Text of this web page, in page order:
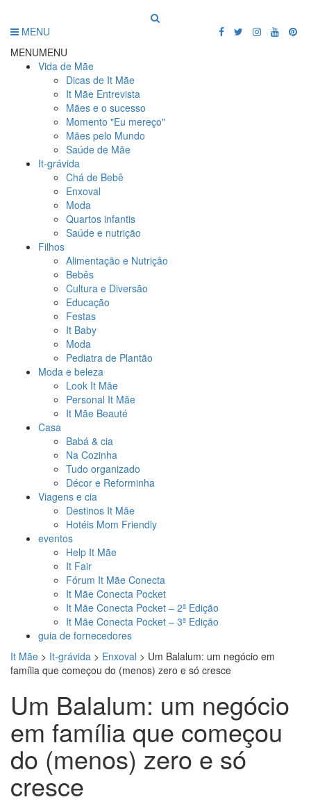
MENU
MENUMENU
Vida de Mãe
Dicas de It Mãe
It Mãe Entrevista
Mães e o sucesso
Momento "Eu mereço"
Mães pelo Mundo
Saúde de Mãe
It-grávida
Chá de Bebê
Enxoval
Moda
Quartos infantis
Saúde e nutrição
Filhos
Alimentação e Nutrição
Bebês
Cultura e Diversão
Educação
Festas
It Baby
Moda
Pediatra de Plantão
Moda e beleza
Look It Mãe
Personal It Mãe
It Mãe Beauté
Casa
Babá & cia
Na Cozinha
Tudo organizado
Décor e Reforminha
Viagens e cia
Destinos It Mãe
Hotéis Mom Friendly
eventos
Help It Mãe
It Fair
Fórum It Mãe Conecta
It Mãe Conecta Pocket
It Mãe Conecta Pocket – 2ª Edição
It Mãe Conecta Pocket – 3ª Edição
guia de fornecedores
It Mãe > It-grávida > Enxoval > Um Balalum: um negócio em
família que começou do (menos) zero e só cresce
Um Balalum: um negócio
em família que começou
do (menos) zero e só
cresce